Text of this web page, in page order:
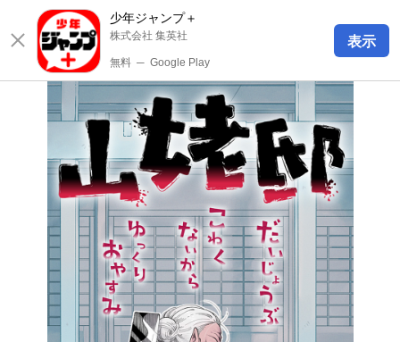
少年ジャンプ＋
株式会社 集英社
無料 ─ Google Play
表示